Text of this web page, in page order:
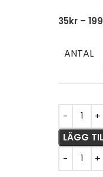
35kr – 199
ANTAL
LÄGG